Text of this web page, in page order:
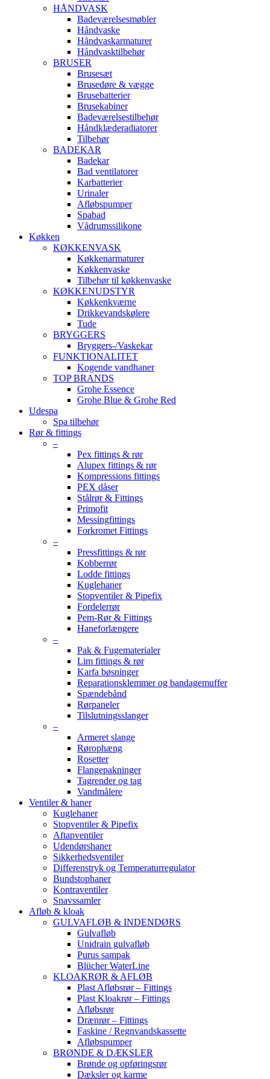
HÅNDVASK
Badeværelsesmøbler
Håndvaske
Håndvaskarmaturer
Håndvasktilbehør
BRUSER
Brusesæt
Brusedøre & vægge
Brusebatterier
Brusekabiner
Badeværelsestilbehør
Håndklæderadiatorer
Tilbehør
BADEKAR
Badekar
Bad ventilatorer
Karbatterier
Urinaler
Afløbspumper
Spabad
Vådrumssilikone
Køkken
KØKKENVASK
Køkkenarmaturer
Køkkenvaske
Tilbehør til køkkenvaske
KØKKENUDSTYR
Køkkenkværne
Drikkevandskølere
Tude
BRYGGERS
Bryggers-/Vaskekar
FUNKTIONALITET
Kogende vandhaner
TOP BRANDS
Grohe Essence
Grohe Blue & Grohe Red
Udespa
Spa tilbehør
Rør & fittings
–
Pex fittings & rør
Alupex fittings & rør
Kompressions fittings
PEX dåser
Stålrør & Fittings
Primofit
Messingfittings
Forkromet Fittings
–
Pressfittings & rør
Kobberrør
Lodde fittings
Kuglehaner
Stopventiler & Pipefix
Fordelerrør
Pem-Rør & Fittings
Haneforlængere
–
Pak & Fugematerialer
Lim fittings & rør
Karfa bøsninger
Reparationsklemmer og bandagemuffer
Spændebånd
Rørpaneler
Tilslutningsslanger
–
Armeret slange
Rørophæng
Rosetter
Flangepakninger
Tagrender og tag
Vandmålere
Ventiler & haner
Kuglehaner
Stopventiler & Pipefix
Aftapventiler
Udendørshaner
Sikkerhedsventiler
Differenstryk og Temperaturregulator
Bundstophaner
Kontraventiler
Snavssamler
Afløb & kloak
GULVAFLØB & INDENDØRS
Gulvafløb
Unidrain gulvafløb
Purus sampak
Blücher WaterLine
KLOAKRØR & AFLØB
Plast Afløbsrør – Fittings
Plast Kloakrør – Fittings
Afløbsrør
Drænrør – Fittings
Faskine / Regnvandskassette
Afløbspumper
BRØNDE & DÆKSLER
Brønde og opføringsrør
Dæksler og karme